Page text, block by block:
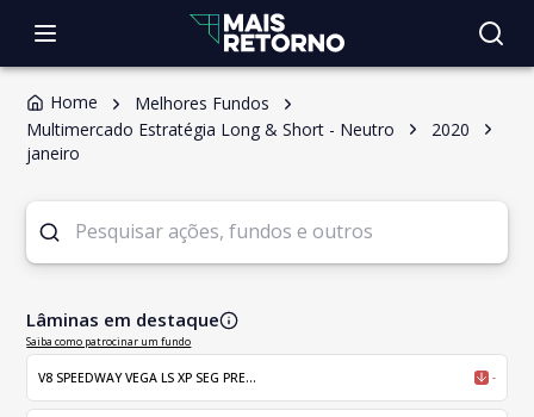
Home
Melhores Fundos
Multimercado Estratégia Long & Short - Neutro
2020
janeiro
Lâminas em destaque
Saiba como patrocinar um fundo
V8 SPEEDWAY VEGA LS XP SEG PRE... -